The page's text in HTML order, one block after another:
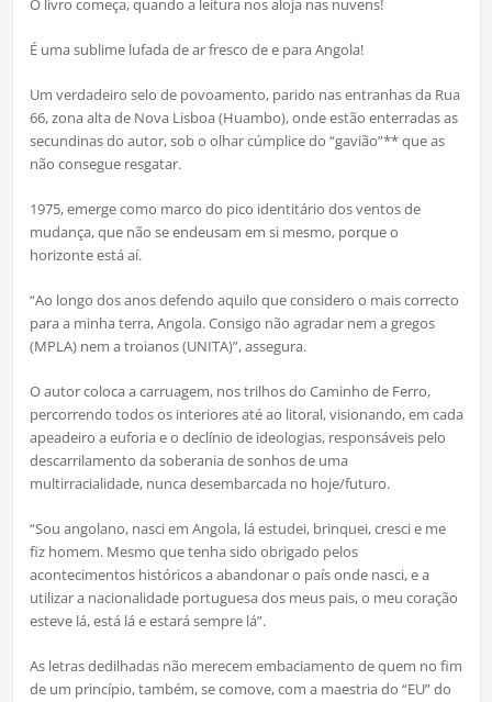
O livro começa, quando a leitura nos aloja nas nuvens!
É uma sublime lufada de ar fresco de e para Angola!
Um verdadeiro selo de povoamento, parido nas entranhas da Rua
66, zona alta de Nova Lisboa (Huambo), onde estão enterradas as
secundinas do autor, sob o olhar cúmplice do “gavião”** que as
não consegue resgatar.
1975, emerge como marco do pico identitário dos ventos de
mudança, que não se endeusam em si mesmo, porque o
horizonte está aí.
“Ao longo dos anos defendo aquilo que considero o mais correcto
para a minha terra, Angola. Consigo não agradar nem a gregos
(MPLA) nem a troianos (UNITA)”, assegura.
O autor coloca a carruagem, nos trilhos do Caminho de Ferro,
percorrendo todos os interiores até ao litoral, visionando, em cada
apeadeiro a euforia e o declínio de ideologias, responsáveis pelo
descarrilamento da soberania de sonhos de uma
multirracialidade, nunca desembarcada no hoje/futuro.
“Sou angolano, nasci em Angola, lá estudei, brinquei, cresci e me
fiz homem. Mesmo que tenha sido obrigado pelos
acontecimentos históricos a abandonar o país onde nasci, e a
utilizar a nacionalidade portuguesa dos meus pais, o meu coração
esteve lá, está lá e estará sempre lá”.
As letras dedilhadas não merecem embaciamento de quem no fim
de um princípio, também, se comove, com a maestria do “EU” do